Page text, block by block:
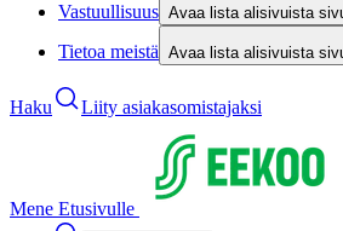
Vastuullisuus Avaa lista alisivuista
Tietoa meistä Avaa lista alisivuista
Haku Liity asiakasomistajaksi
Mene Etusivulle